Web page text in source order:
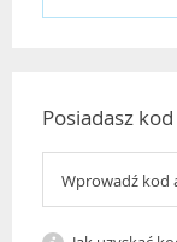
Posiadasz